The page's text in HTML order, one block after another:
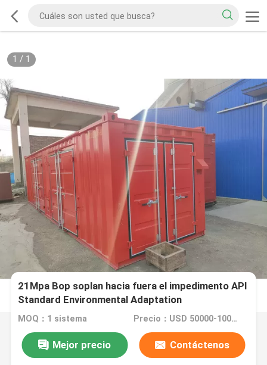
1 / 1
21Mpa Bop soplan hacia fuera el impedimento API
Standard Environmental Adaptation
MOQ：1 sistema Precio：USD 50000-100000 per set
Mejor precio Contáctenos